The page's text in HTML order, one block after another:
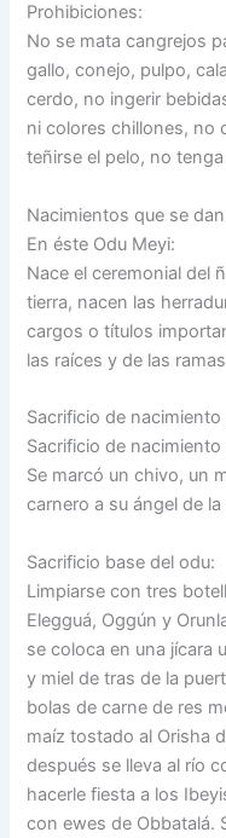
Prohibiciones:
No se mata cangrejos
gallo, conejo, pulpo,
cerdo, no ingerir
ni colores chillones, no
teñirse el pelo, no
Nacimientos que se
En éste Odu Meyi:
Nace el ceremonial del
tierra, nacen las
cargos o títulos
las raíces y de las
Sacrificio de
Sacrificio de nacimiento
Se marcó un chivo, un
carnero a su ángel de la
Sacrificio base del odu:
Limpiarse con tres
Elegguá, Oggún y
se coloca en una jícara
y miel de tras de la
bolas de carne de res
maíz tostado al Orisha
después se lleva al río
hacerle fiesta a los
con ewes de Obbatalá.